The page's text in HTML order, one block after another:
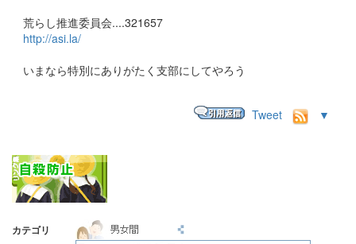
荒らし推進委員会....321657
http://asi.la/
いまなら特別にありがたく支部にしてやろう
Tweet ▼
カテゴリ